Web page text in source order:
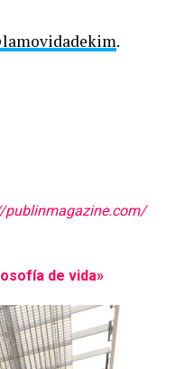
.
publinmagazine.com/
de vida»